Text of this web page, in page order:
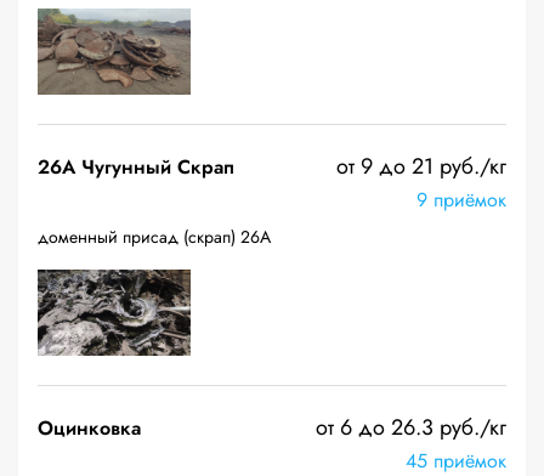
26A Чугунный Скрап от 9 до 21 руб./кг
9 приёмок
доменный присад (скрап) 26А
Оцинковка от 6 до 26.3 руб./кг
45 приёмок